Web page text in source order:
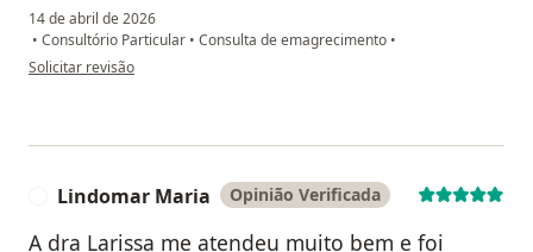
14 de abril de 2026
• Consultório Particular • Consulta de emagrecimento •
na opinião do utilizador MANOEL LORIA
Solicitar revisão
Lindomar Maria Opinião Verificada
A dra Larissa me atendeu muito bem e foi